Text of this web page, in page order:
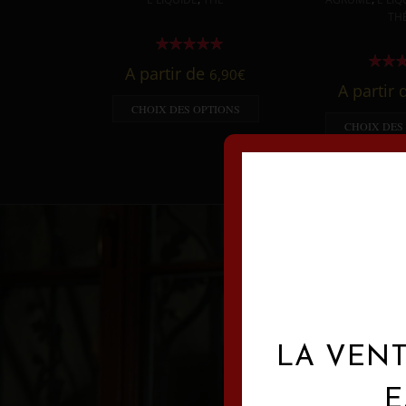
A partir de 6,90€
CHOIX DES OPTIONS
A partir
CHOIX DES
LA